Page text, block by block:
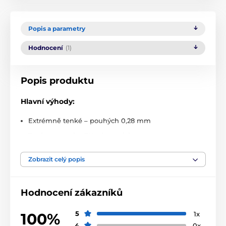
Popis a parametry
Hodnocení (1)
Popis produktu
Hlavní výhody:
Extrémně tenké – pouhých 0,28 mm
Odolné proti poškození, nepraská
Dokonalá průhlednost a citlivost dotyku
Obsah balení:
2× hybridní sklo Tech-Protect Glass Flex+
Zobrazit celý popis
Hodnocení zákazníků
100% 5
1x